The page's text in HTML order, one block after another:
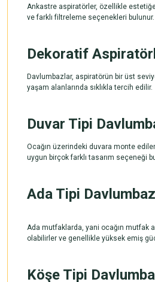
Ankastre aspiratörler, özellikle
ve farklı filtreleme seçenekleri
Dekoratif
Davlumbazlar, aspiratörün bir üst
yaşam alanlarında sıklıkla tercih edilir.
Duvar Tipi
Ocağın üzerindeki duvara monte
uygun birçok farklı tasarım seçeneği
Ada Tipi
Ada mutfaklarda, yani ocağın mutfak
olabilirler ve genellikle yüksek emiş
Köşe Tipi